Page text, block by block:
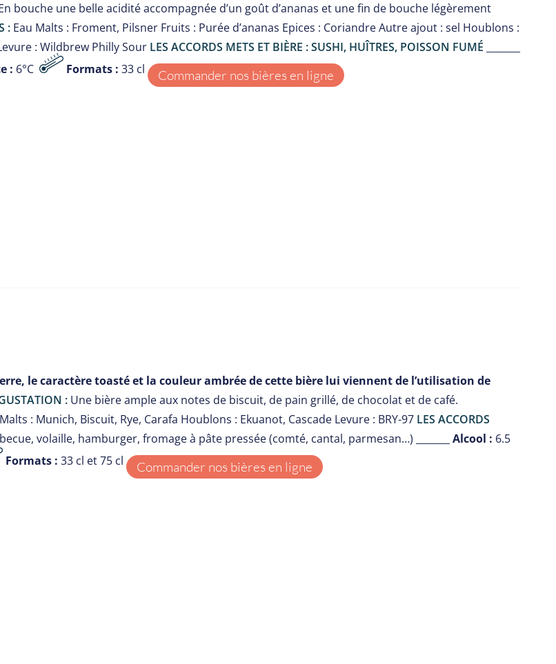
bouche une belle acidité accompagnée d’un goût d’ananas et une fin de bouche légèrement
:Eau Malts : Froment, Pilsner Fruits : Purée d’ananas Epices : Coriandre Autre ajout : sel Houblons :
: Wildbrew Philly Sour LES ACCORDS METS ET BIÈRE : SUSHI, HUÎTRES, POISSON FUMÉ
: 6°C Formats : 33 cl Commander nos bières en ligne
le caractère toasté et la couleur ambrée de cette bière lui viennent de l’utilisation de
:Une bière ample aux notes de biscuit, de pain grillé, de chocolat et de café.
: Munich, Biscuit, Rye, Carafa Houblons : Ekuanot, Cascade Levure : BRY-97 LES ACCORDS
volaille, hamburger, fromage à pâte pressée (comté, cantal, parmesan…) _______ Alcool : 6.5
Formats : 33 cl et 75 cl Commander nos bières en ligne